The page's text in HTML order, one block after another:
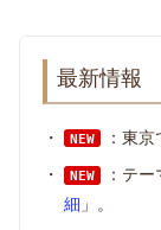
最新情報
NEW ：東
NEW ：テ
細 」。